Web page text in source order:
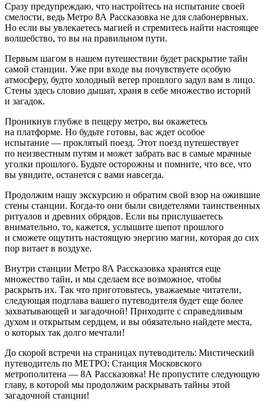
Сразу предупреждаю, что настройтесь на испытание своей
смелости, ведь Метро 8А Рассказовка не для слабонервных.
Но если вы увлекаетесь магией и стремитесь найти настоящее
волшебство, то вы на правильном пути.
Первым шагом в нашем путешествии будет раскрытие тайн
самой станции. Уже при входе вы почувствуете особую
атмосферу, будто холодный ветер прошлого задул вам в лицо.
Стены здесь словно дышат, храня в себе множество историй
и загадок.
Проникнув глубже в пещеру метро, вы окажетесь
на платформе. Но будьте готовы, вас ждет особое
испытание — проклятый поезд. Этот поезд путешествует
по неизвестным путям и может забрать вас в самые мрачные
уголки прошлого. Будьте осторожны и помните, что все, что
вы увидите, останется с вами навсегда.
Продолжим нашу экскурсию и обратим свой взор на ожившие
стены станции. Когда-то они были свидетелями таинственных
ритуалов и древних обрядов. Если вы прислушаетесь
внимательно, то, кажется, услышите шепот прошлого
и сможете ощутить настоящую энергию магии, которая до сих
пор витает в воздухе.
Внутри станции Метро 8А Рассказовка хранятся еще
множество тайн, и мы сделаем все возможное, чтобы
раскрыть их. Так что приготовьтесь, уважаемые читатели,
следующая подглава вашего путеводителя будет еще более
захватывающей и загадочной! Приходите с справедливым
духом и открытым сердцем, и вы обязательно найдете места,
о которых так долго мечтали!
До скорой встречи на страницах путеводитель: Мистический
путеводитель по МЕТРО: Станция Московского
метрополитена — 8А Рассказовка! Не пропустите следующую
главу, в которой мы продолжим раскрывать тайны этой
загадочной станции!